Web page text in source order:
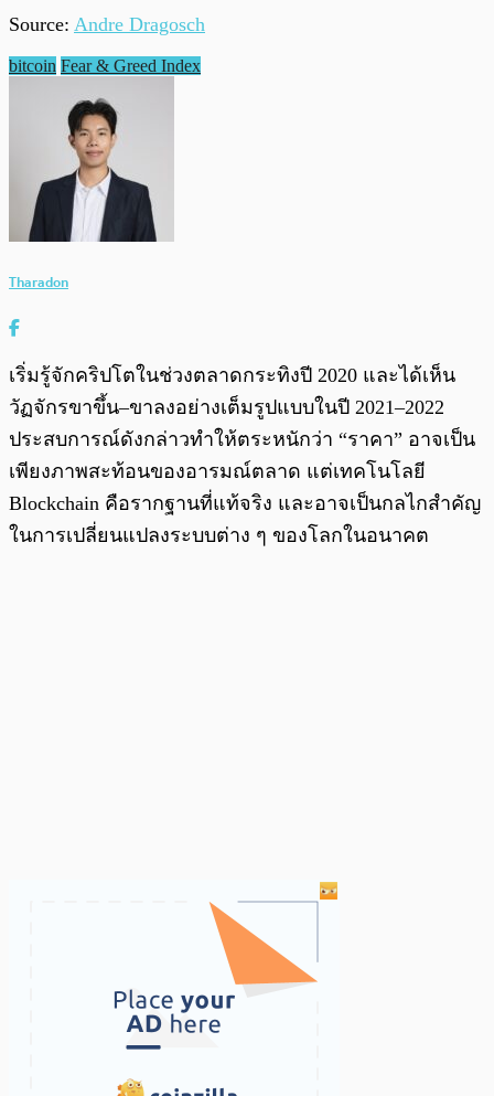
Source: Andre Dragosch
bitcoin Fear & Greed Index
Tharadon
เริ่มรู้จักคริปโตในช่วงตลาดกระทิงปี 2020 และได้เห็น
วัฏจักรขาขึ้น–ขาลงอย่างเต็มรูปแบบในปี 2021–2022
ประสบการณ์ดังกล่าวทำให้ตระหนักว่า “ราคา” อาจเป็น
เพียงภาพสะท้อนของอารมณ์ตลาด แต่เทคโนโลยี
Blockchain คือรากฐานที่แท้จริง และอาจเป็นกลไกสำคัญ
ในการเปลี่ยนแปลงระบบต่าง ๆ ของโลกในอนาคต